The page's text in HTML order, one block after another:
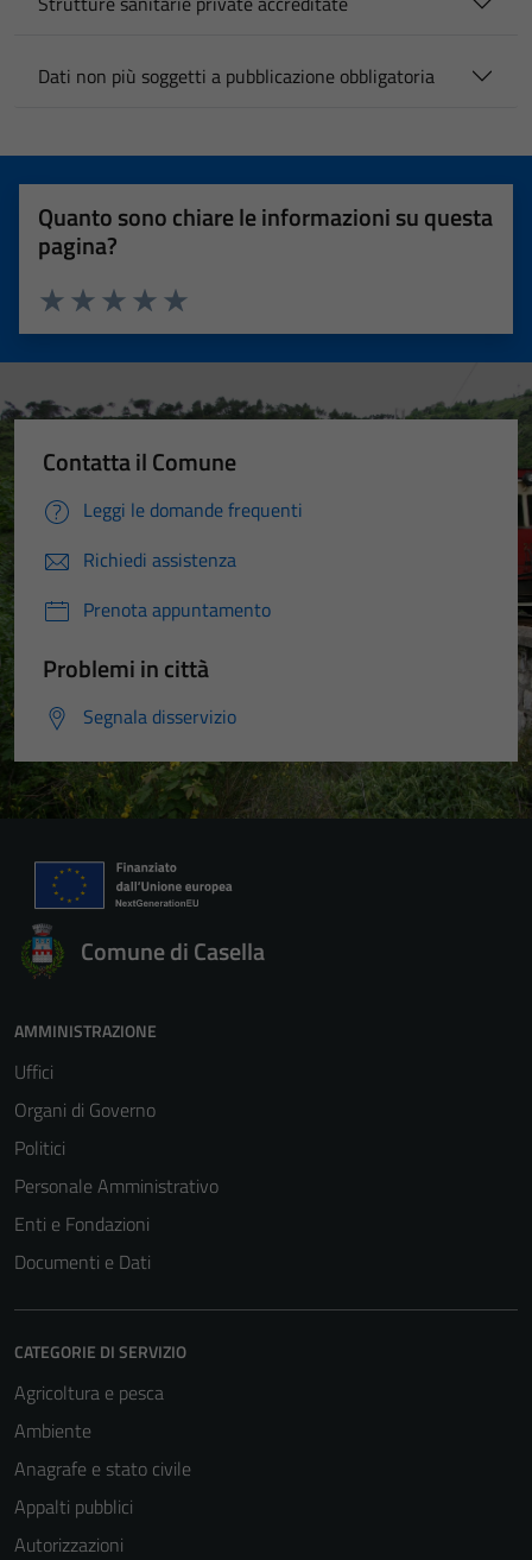
Dati non più soggetti a pubblicazione obbligatoria
Quanto sono chiare le informazioni su questa
pagina?
Valuta 5 stelle su 5
Valuta 4 stelle su 5
Valuta 3 stelle su 5
Valuta 2 stelle su 5
Valuta 1 stelle su 5
Contatta il Comune
Leggi le domande frequenti
Richiedi assistenza
Prenota appuntamento
Problemi in città
Segnala disservizio
Comune di Casella
AMMINISTRAZIONE
Uffici
Organi di Governo
Politici
Personale Amministrativo
Enti e Fondazioni
Documenti e Dati
CATEGORIE DI SERVIZIO
Agricoltura e pesca
Ambiente
Anagrafe e stato civile
Appalti pubblici
Autorizzazioni